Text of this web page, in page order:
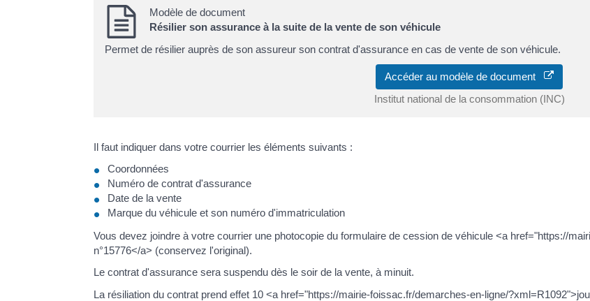
Modèle de document
Résilier son assurance à la suite de la vente de son véhicule
Permet de résilier auprès de son assureur son contrat d'assurance en cas de vente de son véhicule.
Accéder au modèle de document
Institut national de la consommation (INC)
Il faut indiquer dans votre courrier les éléments suivants :
Coordonnées
Numéro de contrat d'assurance
Date de la vente
Marque du véhicule et son numéro d'immatriculation
Vous devez joindre à votre courrier une photocopie du formulaire de cession de véhicule <a href="https://
n°15776</a> (conservez l'original).
Le contrat d'assurance sera suspendu dès le soir de la vente, à minuit.
La résiliation du contrat prend effet 10 <a href="https://mairie-foissac.fr/demarches-en-ligne/